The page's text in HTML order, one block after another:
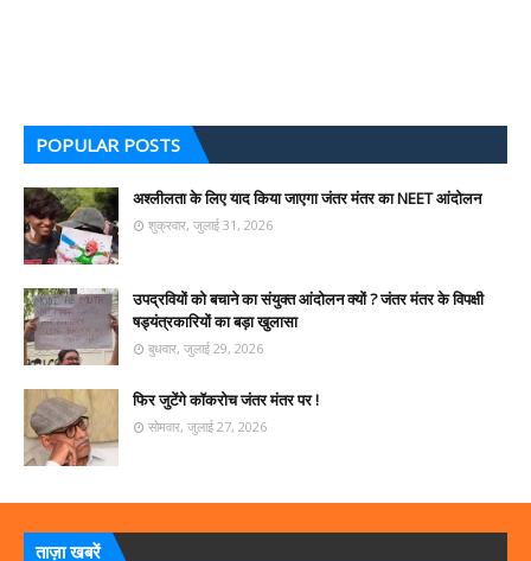
POPULAR POSTS
अश्लीलता के लिए याद किया जाएगा जंतर मंतर का NEET आंदोलन
शुक्रवार, जुलाई 31, 2026
उपद्रवियों को बचाने का संयुक्त आंदोलन क्यों ? जंतर मंतर के विपक्षी
षड्यंत्रकारियों का बड़ा खुलासा
बुधवार, जुलाई 29, 2026
फिर जुटेंगे कॉकरोच जंतर मंतर पर !
सोमवार, जुलाई 27, 2026
ताज़ा खबरें